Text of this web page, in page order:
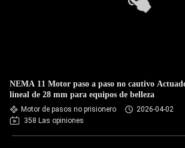
NEMA 11 Motor paso a paso no cautivo
lineal de 28 mm para equipos de belleza
Motor de pasos no prisionero
2026-04-02
358 Las opiniones